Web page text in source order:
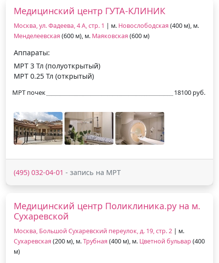
Медицинский центр ГУТА-КЛИНИК
Москва, ул. Фадеева, 4 А, стр. 1 | м. Новослободская (400 м), м.
Менделеевская (600 м), м. Маяковская (600 м)
Аппараты:
МРТ 3 Тл (полуоткрытый)
МРТ 0.25 Тл (открытый)
МРТ почек 18100 руб.
(495) 032-04-01 - запись на МРТ
Медицинский центр Поликлиника.ру на м.
Сухаревской
Москва, Большой Сухаревский переулок, д. 19, стр. 2 | м.
Сухаревская (200 м), м.Трубная (400 м), м. Цветной бульвар (400
м)